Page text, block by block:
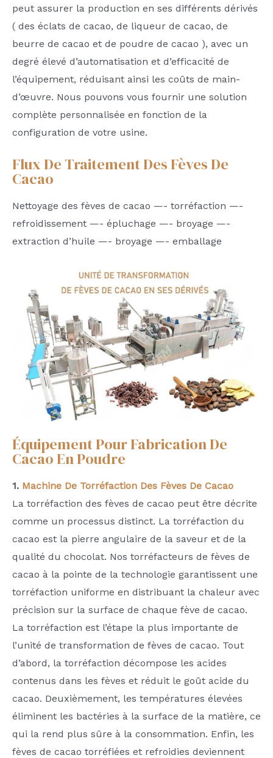
peut assurer la production en ses différents dérivés
( des éclats de cacao, de liqueur de cacao, de
beurre de cacao et de poudre de cacao ), avec un
degré élevé d’automatisation et d’efficacité de
l’équipement, réduisant ainsi les coûts de main-
d’œuvre. Nous pouvons vous fournir une solution
complète personnalisée en fonction de la
configuration de votre usine.
Flux De Traitement Des Fèves De
Cacao
Nettoyage des fèves de cacao —- torréfaction —-
refroidissement —- épluchage —- broyage —-
extraction d’huile —- broyage —- emballage
Équipement Pour Fabrication De
Cacao En Poudre
1. Machine De Torréfaction Des Fèves De Cacao
La torréfaction des fèves de cacao peut être décrite
comme un processus distinct. La torréfaction du
cacao est la pierre angulaire de la saveur et de la
qualité du chocolat. Nos torréfacteurs de fèves de
cacao à la pointe de la technologie garantissent une
torréfaction uniforme en distribuant la chaleur avec
précision sur la surface de chaque fève de cacao.
La torréfaction est l’étape la plus importante de
l’unité de transformation de fèves de cacao. Tout
d’abord, la torréfaction décompose les acides
contenus dans les fèves et réduit le goût acide du
cacao. Deuxièmement, les températures élevées
éliminent les bactéries à la surface de la matière, ce
qui la rend plus sûre à la consommation. Enfin, les
fèves de cacao torréfiées et refroidies deviennent